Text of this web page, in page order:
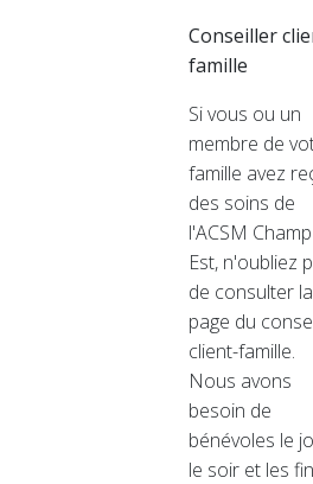
Conseiller
famille
Si vous ou un
membre de
famille avez
des soins de
l'ACSM
Est, n'oubliez
de consulter la
page du
client-famille.
Nous avons
besoin de
bénévoles le
le soir et les